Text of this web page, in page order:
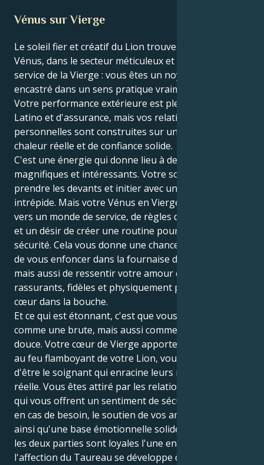
Vénus sur Vierge
Le soleil fier et créatif du Lion trouve son cœur dans
Vénus, dans le secteur méticuleux et orienté vers le
service de la Vierge : vous êtes un noyau dramatique
encastré dans un sens pratique vraiment profond.
Votre performance extérieure est pleine de feu
Latino et d'assurance, mais vos relations
personnelles sont construites sur une base de
chaleur réelle et de confiance solide.
C'est une énergie qui donne lieu à des tiraillements
magnifiques et intéressants. Votre soleil en Lion veut
prendre les devants et initier avec une force
intrépide. Mais votre Vénus en Vierge vous pousse
vers un monde de service, de règles de base fermes
et un désir de créer une routine pour le confort et la
sécurité. Cela vous donne une chance non seulement
de vous enfoncer dans la fournaise de la connexion,
mais aussi de ressentir votre amour en termes
rassurants, fidèles et physiquement présents, le
cœur dans la bouche.
Et ce qui est étonnant, c'est que vous pouvez aimer
comme une brute, mais aussi comme une belle brute
douce. Votre cœur de Vierge apporte une base solide
au feu flamboyant de votre Lion, vous permettant
d'être le soignant qui enracine leurs rêves dans la vie
réelle. Vous êtes attiré par les relations et les amitiés
qui vous offrent un sentiment de sécurité et même,
en cas de besoin, le soutien de vos amis communs,
ainsi qu'une base émotionnelle solide dans laquelle
les deux parties sont loyales l'une envers l'autre ;
l'affection du Taureau se développe dans un